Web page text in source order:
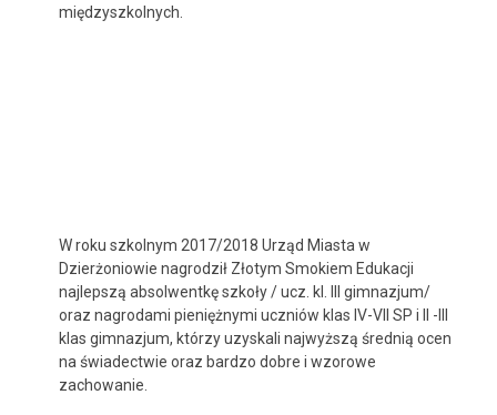
międzyszkolnych.
W roku szkolnym 2017/2018 Urząd Miasta w
Dzierżoniowie nagrodził Złotym Smokiem Edukacji
najlepszą absolwentkę szkoły / ucz. kl. III gimnazjum/
oraz nagrodami pieniężnymi uczniów klas IV-VII SP i II -III
klas gimnazjum, którzy uzyskali najwyższą średnią ocen
na świadectwie oraz bardzo dobre i wzorowe
zachowanie.